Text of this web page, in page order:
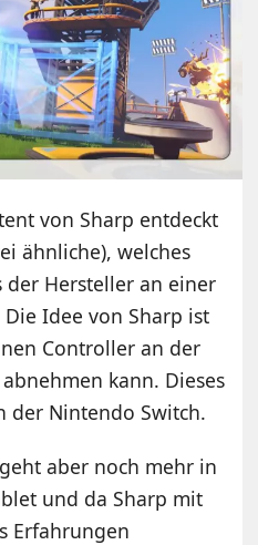
von Sharp entdeckt
ähnliche), welches
Hersteller an einer
Idee von Sharp ist
Controller an der
kann. Dieses
der Nintendo Switch.
aber noch mehr in
und da Sharp mit
Erfahrungen